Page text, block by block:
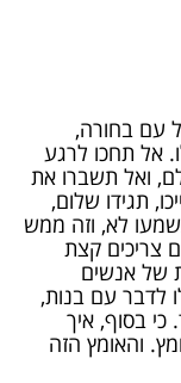
עם בחורה,
אל תחכו לרגע
ואל תשברו את
תגידו שלום,
לא, וזה ממש
צריכים קצת
של אנשים
לדבר עם בנות,
בסוף, איך
והאומץ הזה